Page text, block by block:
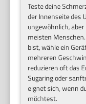
Teste deine
der Innenseite des
ungewöhnlich,
meisten
bist, wähle ein
mehreren
reduzieren oft das
Sugaring oder
eignet sich, wenn
möchtest.